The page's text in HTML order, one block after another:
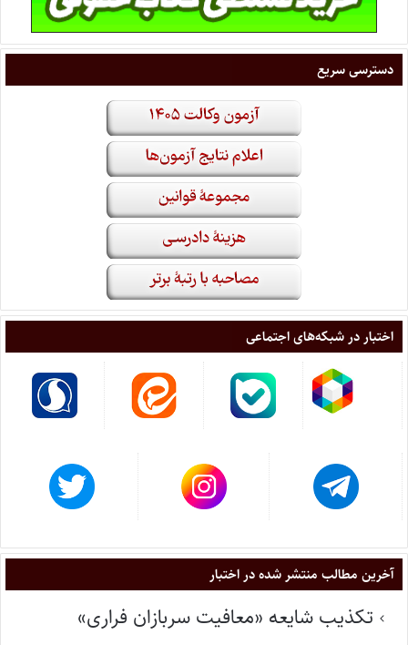
دسترسی سریع
اختبار در شبکه‌های اجتماعی
آخرین مطالب منتشر شده در اختبار
تکذیب شایعه «معافیت سربازان فراری»